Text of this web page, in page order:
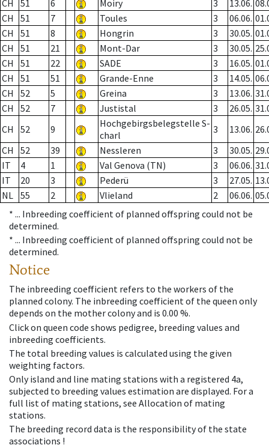
CH 51 6 Moiry 3 13.06.
CH
51 7 Toules 3 06.06.
CH
51 8 Hongrin 3 30.05.
CH
51 21 Mont-Dar 3 30.05.
CH
51 22 SADE 3 16.05.
CH
51 51 Grande-Enne 3 14.05.
CH
52 5 Greina 3 13.06.
CH
52 7 Justistal 3 26.05.
CH
52 9
Hochgebirgsbelegstelle S-
charl
3 13.06.
CH
52 39 Nessleren 3 30.05.
IT
4 1 Val Genova (TN) 3 06.06.
IT
20 3 Pederü 3 27.05.
NL 55 2 Vlieland 2 06.06.
* ... Inbreeding coefficient of planned offspring could not be
determined.
* ... Inbreeding coefficient of planned offspring could not be
determined.
Notice
The inbreeding coefficient refers to the workers of the
planned colony. The inbreeding coefficient of the queen only
depends on the mother colony and is 0.00 %.
Click on queen code shows pedigree, breeding values and
inbreeding coefficients.
The total breeding values is calculated using the given
weighting factors.
Only island and line mating stations with a registered 4a,
subjected to breeding values estimation are displayed. For a
full list of mating stations, see Allocation of mating
stations.
The breeding record data is the responsibility of the state
associations !